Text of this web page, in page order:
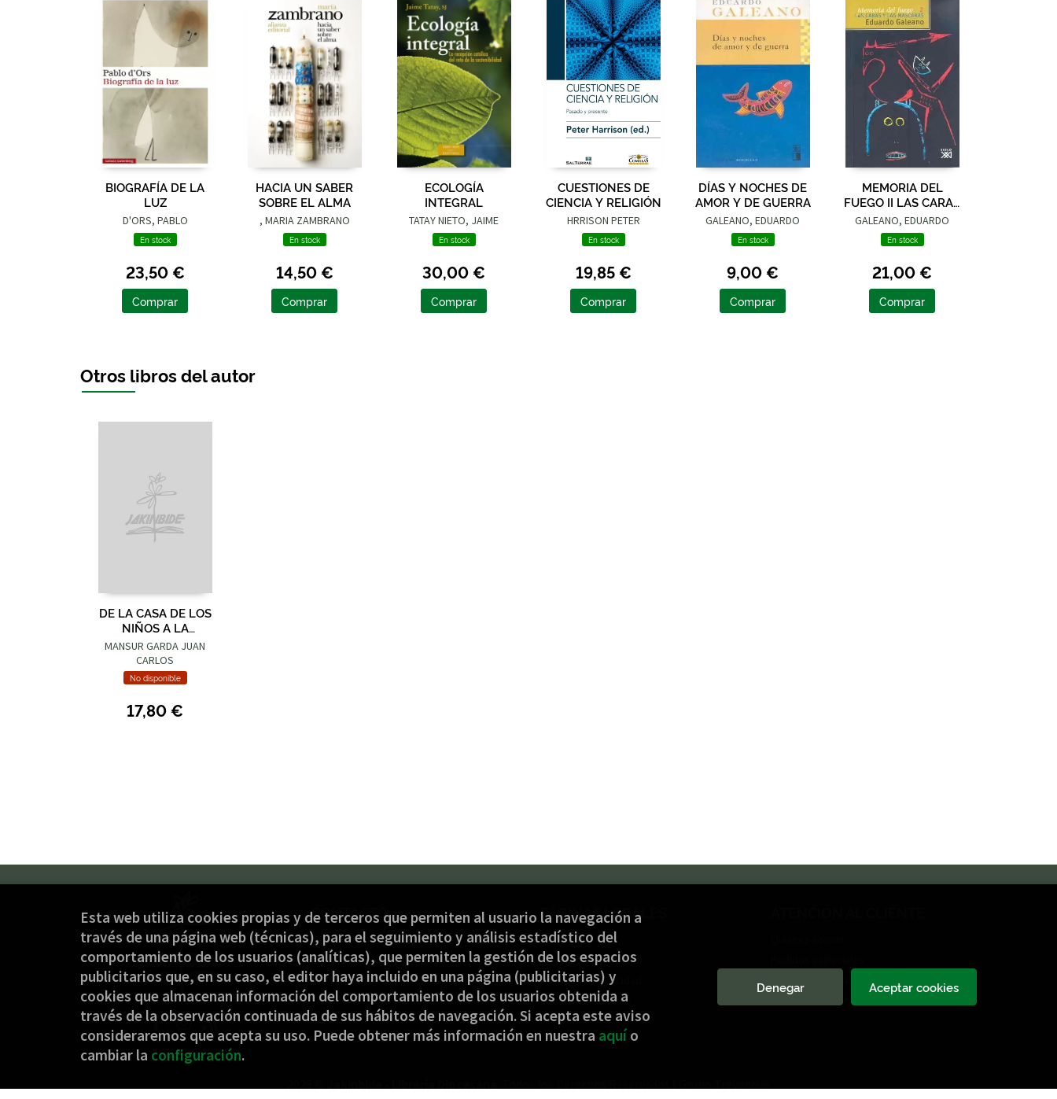
BIOGRAFÍA DE LA
LUZ
D'ORS, PABLO
En stock
23,50 €
Comprar
HACIA UN SABER
SOBRE EL ALMA
, MARIA ZAMBRANO
En stock
14,50 €
Comprar
ECOLOGÍA
INTEGRAL
TATAY NIETO, JAIME
En stock
30,00 €
Comprar
CUESTIONES DE
CIENCIA Y RELIGIÓN
HRRISON PETER
En stock
19,85 €
Comprar
DÍAS Y NOCHES DE
AMOR Y DE GUERRA
GALEANO, EDUARDO
En stock
9,00 €
Comprar
MEMORIA DEL
FUEGO II LAS CARAS
Y LAS MÁSCARAS
GALEANO, EDUARDO
En stock
21,00 €
Comprar
Otros libros del autor
DE LA CASA DE LOS
NIÑOS A LA
MORADA DEL SER
MANSUR GARDA JUAN
CARLOS
No disponible
17,80 €
CONTACTO
(+34) 944 232 934
jakinbide@jakinbide.eus
Formulario de contacto
PÁGINAS LEGALES
Aviso legal
Condiciones de venta
Política de privacidad
Política de Cookies
Formulario de desistimiento
Esta web utiliza cookies propias y de terceros que permiten al usuario la navegación a
través de una página web (técnicas), para el seguimiento y análisis estadístico del
comportamiento de los usuarios (analíticas), que permiten la gestión de los espacios
publicitarios que, en su caso, el editor haya incluido en una página (publicitarias) y
cookies que almacenan información del comportamiento de los usuarios obtenida a
través de la observación continuada de sus hábitos de navegación. Si acepta este aviso
consideraremos que acepta su uso. Puede obtener más información en nuestra aquí o
cambiar la configuración.
Denegar Aceptar cookies